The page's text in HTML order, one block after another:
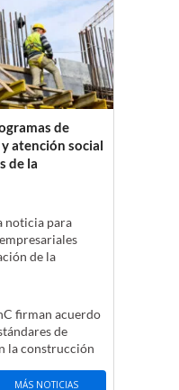
de
atención social
de la
noticia para
de la
firman acuerdo
de
la construcción
MÁS NOTICIAS